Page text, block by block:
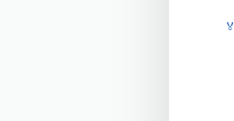
🏅